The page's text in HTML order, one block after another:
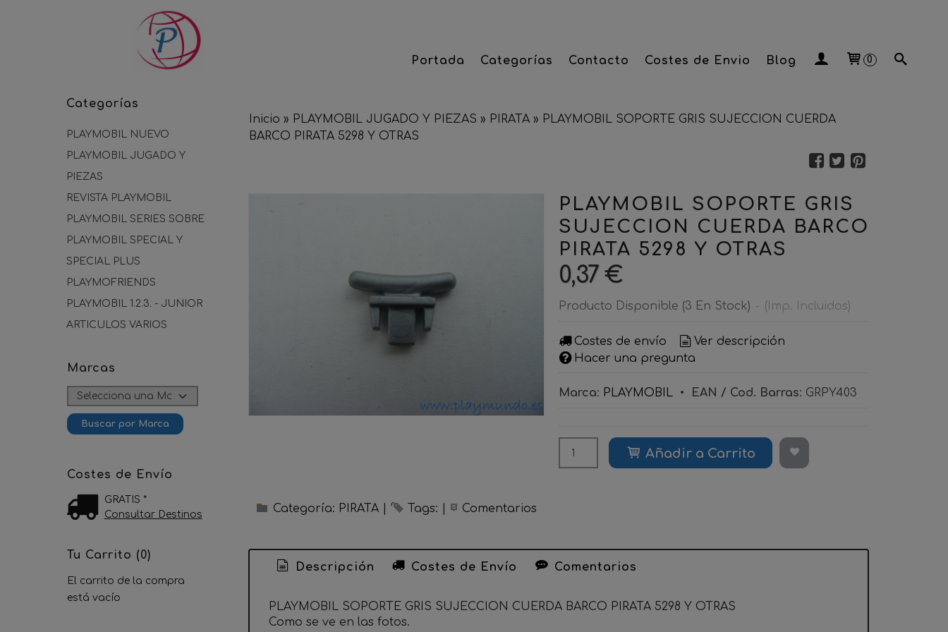
Portada Categorías Contacto Costes de Envio Blog 0
Categorías
PLAYMOBIL NUEVO
PLAYMOBIL JUGADO Y
PIEZAS
REVISTA PLAYMOBIL
PLAYMOBIL SERIES SOBRE
PLAYMOBIL SPECIAL Y
SPECIAL PLUS
PLAYMOFRIENDS
PLAYMOBIL 1.2.3. - JUNIOR
ARTICULOS VARIOS
Marcas
Costes de Envío
GRATIS *
Consultar Destinos
Tu Carrito (0)
El carrito de la compra
está vacío
Inicio » PLAYMOBIL JUGADO Y PIEZAS » PIRATA » PLAYMOBIL SOPORTE GRIS SUJECCION CUERDA
BARCO PIRATA 5298 Y OTRAS
PLAYMOBIL SOPORTE GRIS
SUJECCION CUERDA BARCO
PIRATA 5298 Y OTRAS
0,37 €
Producto Disponible (3 En Stock) - (Imp. Incluidos)
Costes de envío
Ver descripción
Hacer una pregunta
Marca: PLAYMOBIL • EAN / Cod. Barras: GRPY403
Añadir a Carrito
Categoría: PIRATA Tags: Comentarios
Descripción Costes de Envío Comentarios
PLAYMOBIL SOPORTE GRIS SUJECCION CUERDA BARCO PIRATA 5298 Y OTRAS
Como se ve en las fotos.